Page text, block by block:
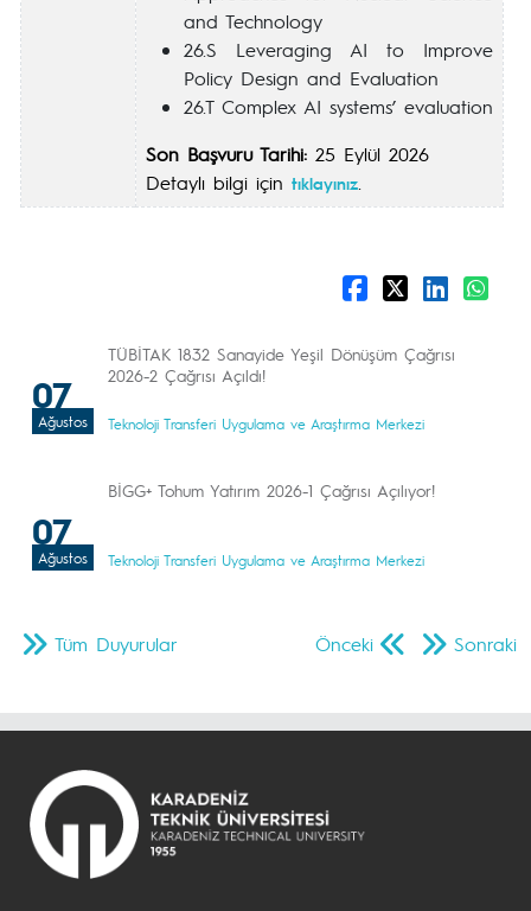
and Technology
26.S Leveraging AI to Improve
Policy Design and Evaluation
26.T Complex AI systems’ evaluation
Son Başvuru Tarihi: 25 Eylül 2026
Detaylı bilgi için tıklayınız
07
Ağustos
TÜBİTAK 1832 Sanayide Yeşil Dönüşüm Çağrısı
2026-2 Çağrısı Açıldı!
Teknoloji Transferi Uygulama ve Araştırma Merkezi
07
Ağustos
BİGG+ Tohum Yatırım 2026-1 Çağrısı Açılıyor!
Teknoloji Transferi Uygulama ve Araştırma Merkezi
Önceki Sonraki
Tüm Duyurular